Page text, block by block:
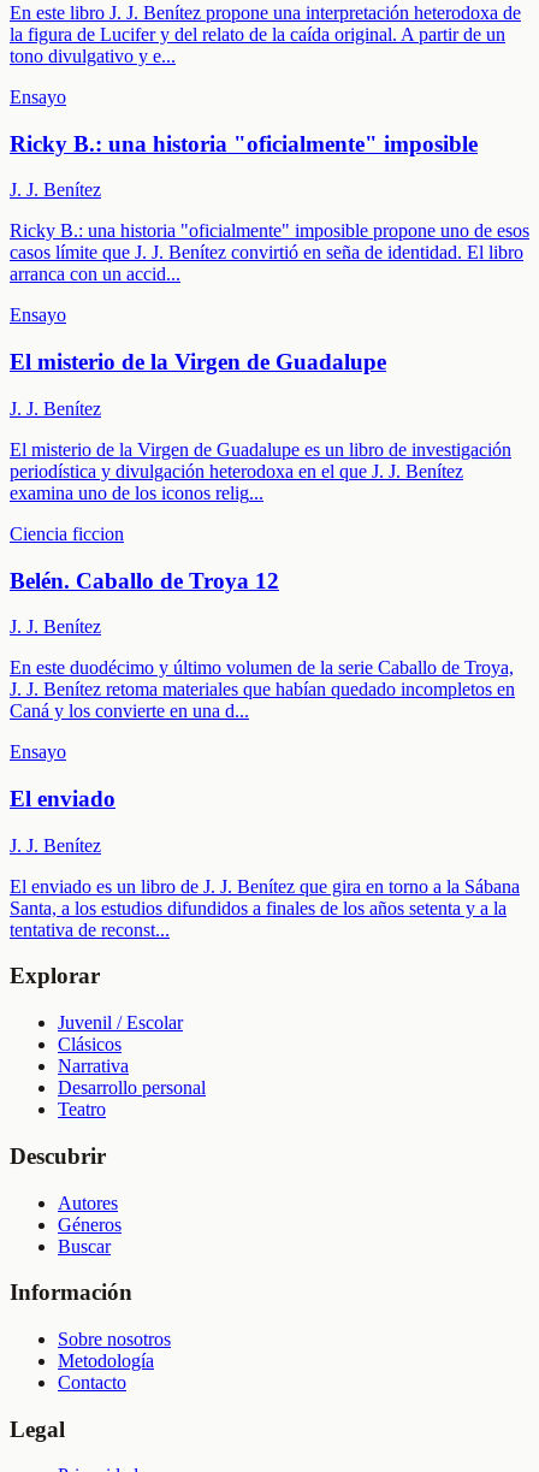
En este libro J. J. Benítez propone una interpretación heterodoxa de
la figura de Lucifer y del relato de la caída original. A partir de un
tono divulgativo y e...
Ensayo
Ricky B.: una historia "oficialmente" imposible
J. J. Benítez
Ricky B.: una historia "oficialmente" imposible propone uno de esos
casos límite que J. J. Benítez convirtió en seña de identidad. El libro
arranca con un accid...
Ensayo
El misterio de la Virgen de Guadalupe
J. J. Benítez
El misterio de la Virgen de Guadalupe es un libro de investigación
periodística y divulgación heterodoxa en el que J. J. Benítez
examina uno de los iconos relig...
Ciencia ficcion
Belén. Caballo de Troya 12
J. J. Benítez
En este duodécimo y último volumen de la serie Caballo de Troya,
J. J. Benítez retoma materiales que habían quedado incompletos en
Caná y los convierte en una d...
Ensayo
El enviado
J. J. Benítez
El enviado es un libro de J. J. Benítez que gira en torno a la Sábana
Santa, a los estudios difundidos a finales de los años setenta y a la
tentativa de reconst...
Explorar
Juvenil / Escolar
Clásicos
Narrativa
Desarrollo personal
Teatro
Descubrir
Autores
Géneros
Buscar
Información
Sobre nosotros
Metodología
Contacto
Legal